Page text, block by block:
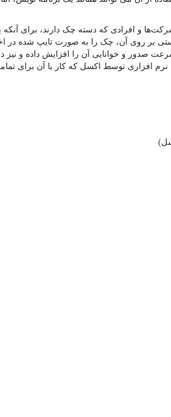
و افرادی که دسته چک دارند، برای آنکه
بر روی آن، چک را به صورت تایپ شده در
صدور و خوانایی آن را افزایش داده و نیز
نرم افزاری توسط اکسل که کار با آن برای